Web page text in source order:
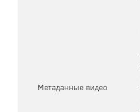
Метаданные видео